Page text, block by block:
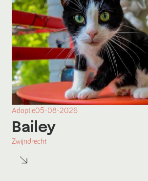
Adoptie05-08-2026
Bailey
Zwijndrecht